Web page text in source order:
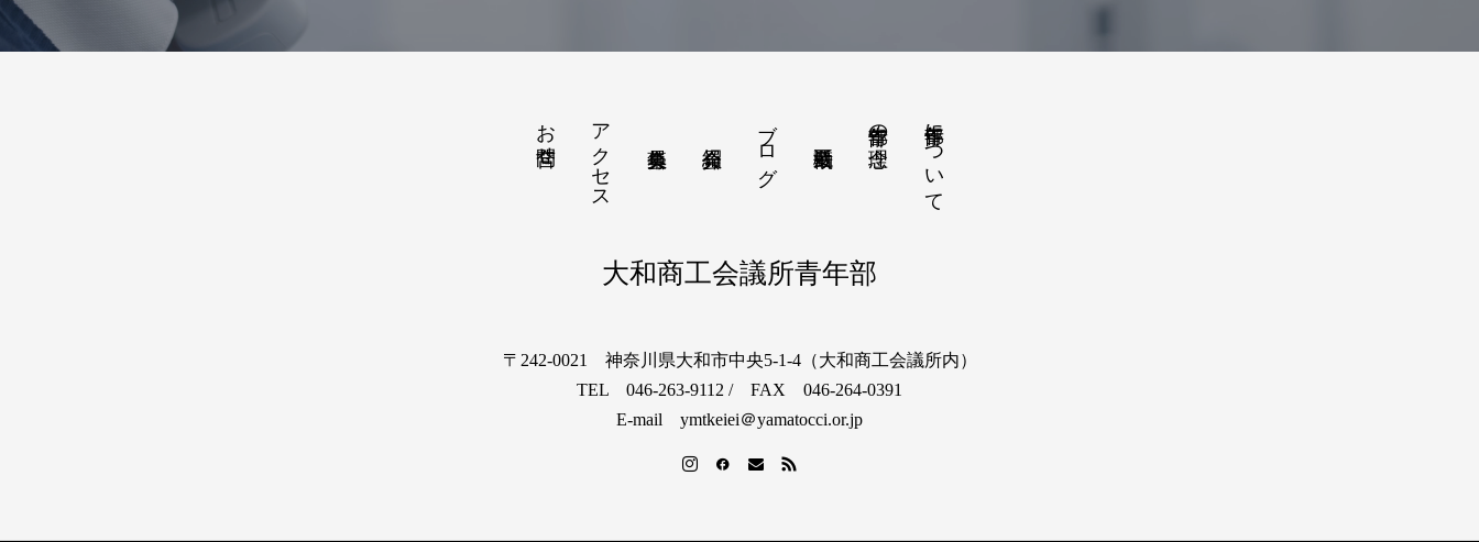
青年部について
青年部の理念
ブログ
アクセス
お問合せ
大和商工会議所青年部
〒242-0021 神奈川県大和市中央5-1-4（大和商工会議所内）
TEL 046-263-9112 / FAX 046-264-0391
E-mail ymtkeiei＠yamatocci.or.jp